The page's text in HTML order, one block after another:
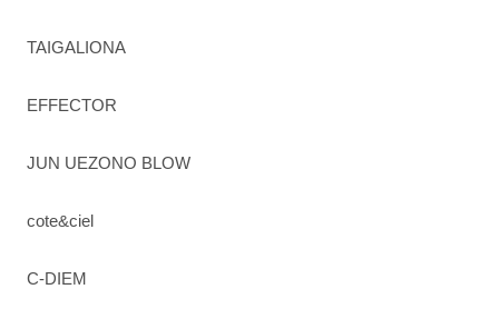
TAIGALIONA
EFFECTOR
JUN UEZONO BLOW
cote&ciel
C-DIEM